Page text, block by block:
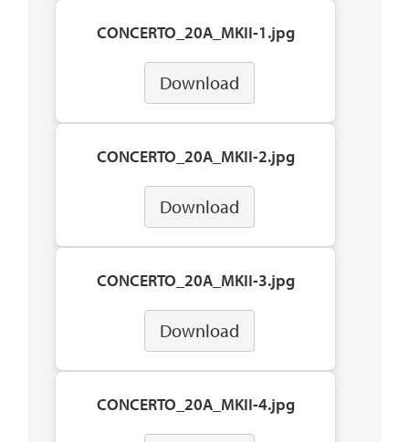
CONCERTO_20A_MKII-1.jpg
Download
CONCERTO_20A_MKII-2.jpg
Download
CONCERTO_20A_MKII-3.jpg
Download
CONCERTO_20A_MKII-4.jpg